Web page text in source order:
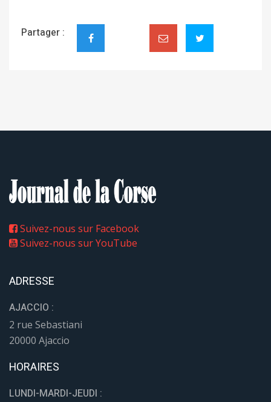
Partager :
Suivez-nous sur Facebook
Suivez-nous sur YouTube
ADRESSE
AJACCIO :
2 rue Sebastiani
20000 Ajaccio
HORAIRES
LUNDI-MARDI-JEUDI :